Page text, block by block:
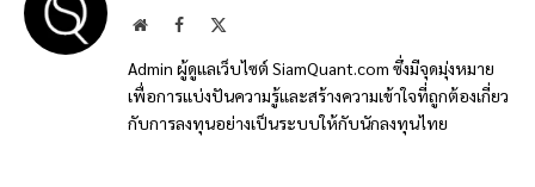
WebsiteFacebook
Admin ผู้ดูแลเว็บไซต์ SiamQuant.com ซึ่งมีจุดมุ่งหมาย
เพื่อการแบ่งปันความรู้และสร้างความเข้าใจที่ถูกต้องเกี่ยว
กับการลงทุนอย่างเป็นระบบให้กับนักลงทุนไทย